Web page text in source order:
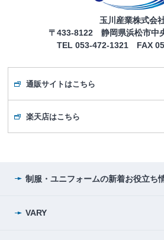
玉川産業株式会
〒433-8122 静岡県浜松市中
TEL 053-472-1321 FAX
通販サイトはこちら
楽天店はこちら
制服・ユニフォームの新着お役立ち
VARY